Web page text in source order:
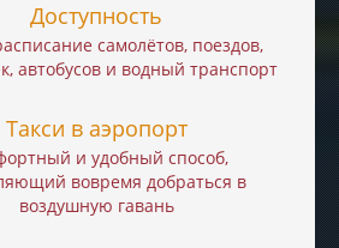
Доступность
самолётов, поездов,
автобусов и водный транспорт
Такси в аэропорт
и удобный способ,
вовремя добраться в
воздушную гавань